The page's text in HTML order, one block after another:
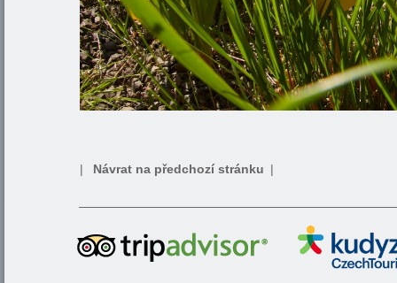
| Návrat na předchozí stránku |